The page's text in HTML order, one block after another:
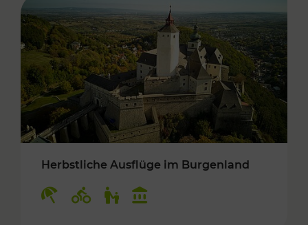
Herbstliche Ausflüge im Burgenland